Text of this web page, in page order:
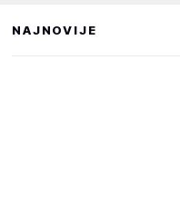
NAJNOVIJE